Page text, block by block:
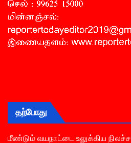
தற்போது
மீண்டும் வயநாட்டை உலுக்கிய